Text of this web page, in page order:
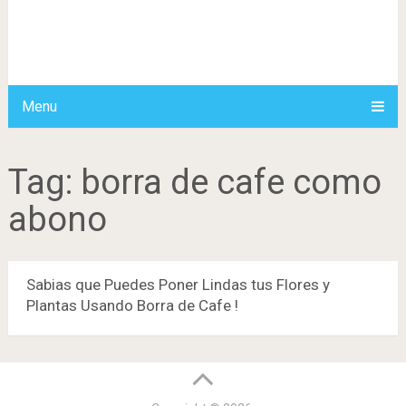
Menu
Tag: borra de cafe como
abono
Sabias que Puedes Poner Lindas tus Flores y
Plantas Usando Borra de Cafe !